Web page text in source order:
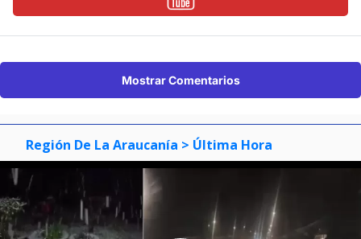
Mostrar Comentarios
Región De La Araucanía > Última Hora